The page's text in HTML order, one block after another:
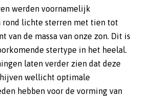
werden voornamelijk
rond lichte sterren met tien tot
van de massa van onze zon. Dit is
stertype in het heelal.
laten verder zien dat deze
wellicht optimale
hebben voor de vorming van